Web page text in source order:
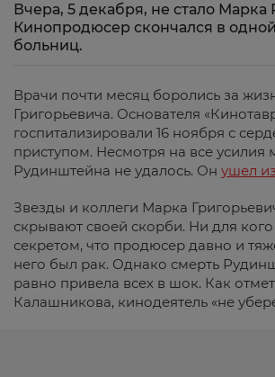
Вчера, 5 декабря, не стало
Кинопродюсер скончался в
больниц.
Врачи почти месяц боролись за
Григорьевича. Основателя
госпитализировали 16 ноября с
приступом. Несмотря на все усилия
Рудинштейна не удалось. Он ушел
Звезды и коллеги Марка
скрывают своей скорби. Ни для
секретом, что продюсер давно и
него был рак. Однако смерть
равно привела всех в шок. Как
Калашникова, кинодеятель «не